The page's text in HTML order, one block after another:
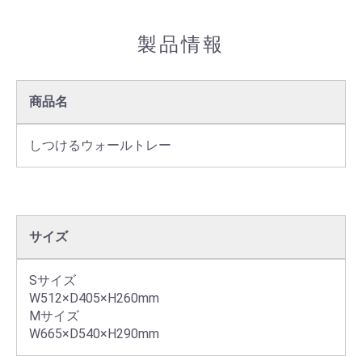
製品情報
商品名
しつけるウォールトレー
サイズ
Sサイズ
W512×D405×H260mm
Mサイズ
W665×D540×H290mm